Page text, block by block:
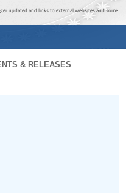
updated and links to external websites and some
& RELEASES